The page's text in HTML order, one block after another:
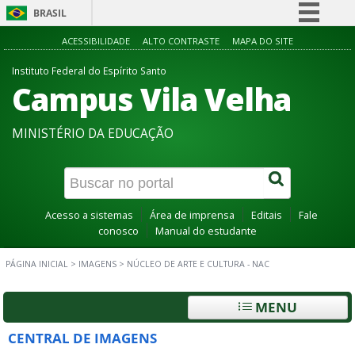
BRASIL
Simplifique!
Participe
Acesso à informação
Canais
ACESSIBILIDADE ALTO CONTRASTE MAPA DO SITE
Instituto Federal do Espírito Santo
Campus Vila Velha
MINISTÉRIO DA EDUCAÇÃO
Acesso a sistemas Área de imprensa Editais
Fale
conosco
Manual do estudante
PÁGINA INICIAL > IMAGENS > NÚCLEO DE ARTE E CULTURA - NAC
MENU
CENTRAL DE IMAGENS